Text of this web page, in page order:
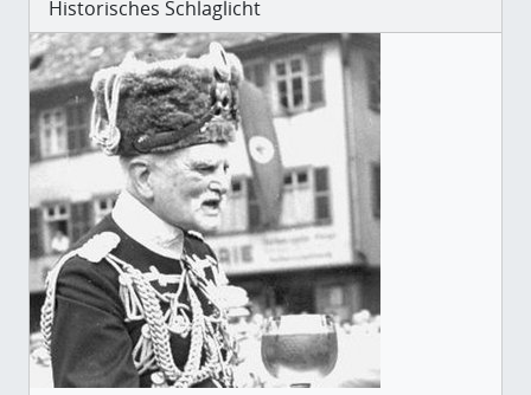
Historisches Schlaglicht